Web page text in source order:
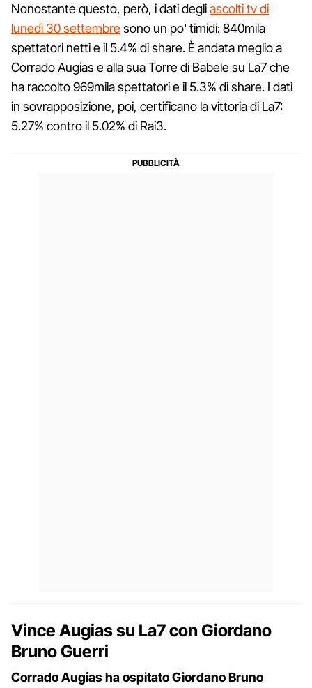
Nonostante questo, però, i dati degliascolti tv di
lunedì 30 settembresono un po' timidi: 840mila
spettatori netti e il 5.4% di share. È andata meglio a
Corrado Augias e alla sua Torre di Babele su La7 che
ha raccolto 969mila spettatori e il 5.3% di share. I dati
in sovrapposizione, poi, certificano la vittoria di La7:
5.27% contro il 5.02% di Rai3.
Vince Augias su La7 con Giordano
Bruno Guerri
Corrado Augias ha ospitato Giordano Bruno